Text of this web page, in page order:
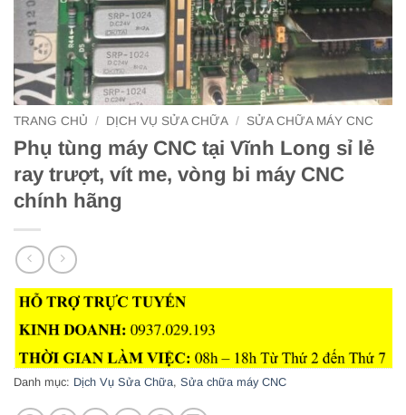
TRANG CHỦ / DỊCH VỤ SỬA CHỮA / SỬA CHỮA MÁY CNC
Phụ tùng máy CNC tại Vĩnh Long sỉ lẻ
ray trượt, vít me, vòng bi máy CNC
chính hãng
Danh mục: Dịch Vụ Sửa Chữa, Sửa chữa máy CNC